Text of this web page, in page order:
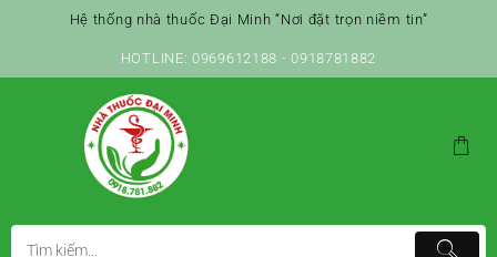
Hệ thống nhà thuốc Đại Minh “Nơi đặt trọn niềm tin”
HOTLINE: 0969612188 - 0918781882